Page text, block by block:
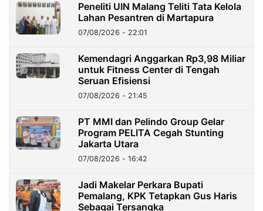
Peneliti UIN Malang Teliti Tata Kelola
Lahan Pesantren di Martapura
07/08/2026 - 22:01
Kemendagri Anggarkan Rp3,98 Miliar
untuk Fitness Center di Tengah
Seruan Efisiensi
07/08/2026 - 21:45
PT MMI dan Pelindo Group Gelar
Program PELITA Cegah Stunting
Jakarta Utara
07/08/2026 - 16:42
Jadi Makelar Perkara Bupati
Pemalang, KPK Tetapkan Gus Haris
Sebagai Tersangka